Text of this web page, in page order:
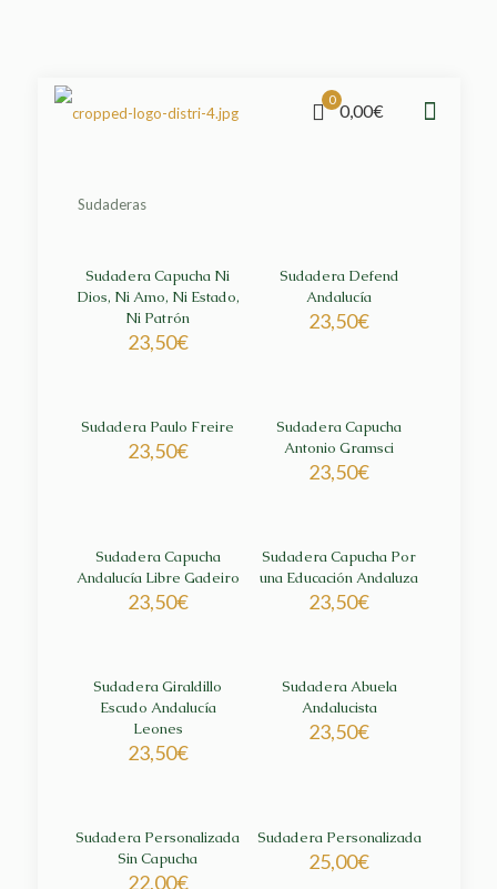
0
0,00€
Sudaderas
Sudadera Capucha Ni
Dios, Ni Amo, Ni Estado,
Ni Patrón
23,50€
Sudadera Defend
Andalucía
23,50€
Sudadera Paulo Freire
23,50€
Sudadera Capucha
Antonio Gramsci
23,50€
Sudadera Capucha
Andalucía Libre Gadeiro
23,50€
Sudadera Capucha Por
una Educación Andaluza
23,50€
Sudadera Giraldillo
Escudo Andalucía
Leones
23,50€
Sudadera Abuela
Andalucista
23,50€
Sudadera Personalizada
Sin Capucha
22,00€
Sudadera Personalizada
25,00€